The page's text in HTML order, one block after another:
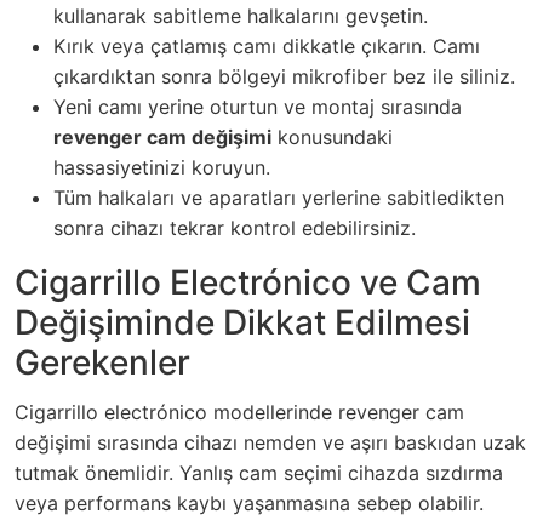
kullanarak sabitleme halkalarını gevşetin.
Kırık veya çatlamış camı dikkatle çıkarın. Camı
çıkardıktan sonra bölgeyi mikrofiber bez ile siliniz.
Yeni camı yerine oturtun ve montaj sırasında
revenger cam değişimi konusundaki
hassasiyetinizi koruyun.
Tüm halkaları ve aparatları yerlerine sabitledikten
sonra cihazı tekrar kontrol edebilirsiniz.
Cigarrillo Electrónico ve Cam
Değişiminde Dikkat Edilmesi
Gerekenler
Cigarrillo electrónico modellerinde revenger cam
değişimi sırasında cihazı nemden ve aşırı baskıdan uzak
tutmak önemlidir. Yanlış cam seçimi cihazda sızdırma
veya performans kaybı yaşanmasına sebep olabilir.